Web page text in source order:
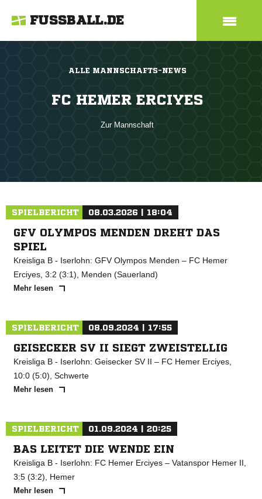
FUSSBALL.DE
ALLE MANNSCHAFTS-NEWS
FC HEMER ERCIYES
Zur Mannschaft
SPIELBERICHT 08.03.2026 | 18:04
GFV OLYMPOS MENDEN DREHT DAS
SPIEL
Kreisliga B - Iserlohn: GFV Olympos Menden – FC Hemer
Erciyes, 3:2 (3:1), Menden (Sauerland)
Mehr lesen
SPIELBERICHT 08.09.2024 | 17:55
GEISECKER SV II SIEGT ZWEISTELLIG
Kreisliga B - Iserlohn: Geisecker SV II – FC Hemer Erciyes,
10:0 (5:0), Schwerte
Mehr lesen
SPIELBERICHT 01.09.2024 | 20:25
BAS LEITET DIE WENDE EIN
Kreisliga B - Iserlohn: FC Hemer Erciyes – Vatanspor Hemer II,
3:5 (3:2), Hemer
Mehr lesen